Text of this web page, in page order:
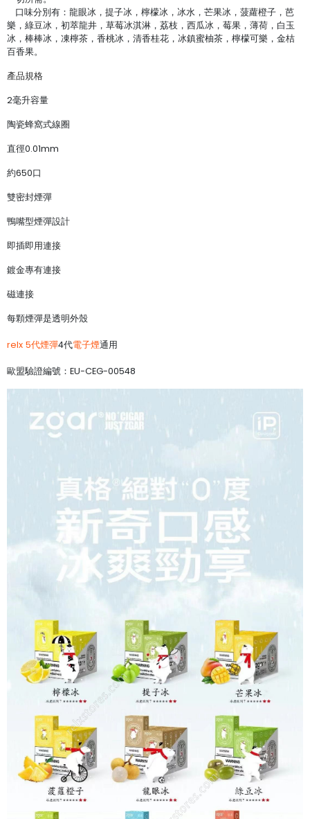
口味分別有：龍眼冰，提子冰，檸檬冰，冰水，芒果冰，菠蘿橙子，芭
樂，綠豆冰，初萃龍井，草莓冰淇淋，荔枝，西瓜冰，莓果，薄荷，白玉
冰，棒棒冰，凍檸茶，香桃冰，清香桂花，冰鎮蜜柚茶，檸檬可樂，金桔
百香果。
產品規格
2毫升容量
陶瓷蜂窩式線圈
直徑0.01mm
約650口
雙密封煙彈
鴨嘴型煙彈設計
即插即用連接
鍍金專有連接
磁連接
每顆煙彈是透明外殼
relx 5代煙彈4代電子煙通用
歐盟驗證編號：EU-CEG-00548